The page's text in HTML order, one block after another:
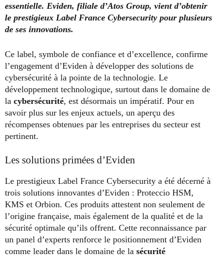
essentielle. Eviden, filiale d’Atos Group, vient d’obtenir
le prestigieux Label France Cybersecurity pour plusieurs
de ses innovations.
Ce label, symbole de confiance et d’excellence, confirme
l’engagement d’Eviden à développer des solutions de
cybersécurité à la pointe de la technologie. Le
développement technologique, surtout dans le domaine de
la cybersécurité, est désormais un impératif. Pour en
savoir plus sur les enjeux actuels, un aperçu des
récompenses obtenues par les entreprises du secteur est
pertinent.
Les solutions primées d’Eviden
Le prestigieux Label France Cybersecurity a été décerné à
trois solutions innovantes d’Eviden : Proteccio HSM,
KMS et Orbion. Ces produits attestent non seulement de
l’origine française, mais également de la qualité et de la
sécurité optimale qu’ils offrent. Cette reconnaissance par
un panel d’experts renforce le positionnement d’Eviden
comme leader dans le domaine de la sécurité